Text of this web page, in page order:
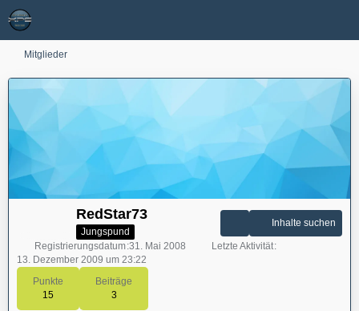
Mitglieder
RedStar73
Jungspund
Punkte
15
Beiträge
3
Inhalte suchen
Registrierungsdatum 31. Mai 2008
Letzte Aktivität
13. Dezember 2009 um 23:22